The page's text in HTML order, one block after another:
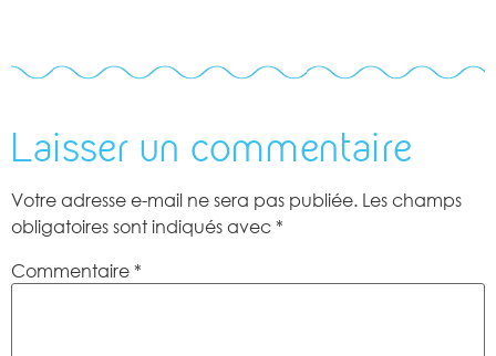
Laisser un commentaire
Votre adresse e-mail ne sera pas publiée. Les champs
obligatoires sont indiqués avec *
Commentaire *